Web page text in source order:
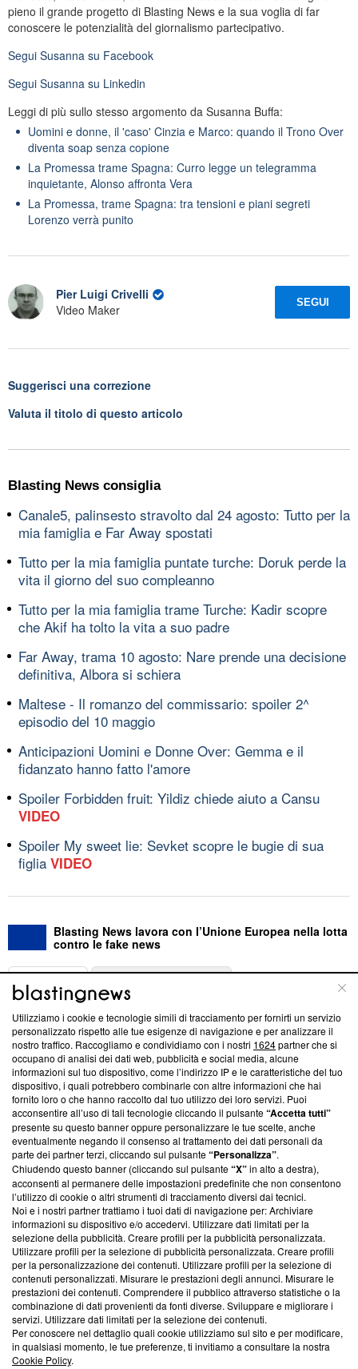
pieno il grande progetto di Blasting News e la sua voglia di far
conoscere le potenzialità del giornalismo partecipativo.
Segui Susanna su Facebook
Segui Susanna su Linkedin
Leggi di più sullo stesso argomento da Susanna Buffa:
Uomini e donne, il 'caso' Cinzia e Marco: quando il Trono Over
diventa soap senza copione
La Promessa trame Spagna: Curro legge un telegramma
inquietante, Alonso affronta Vera
La Promessa, trame Spagna: tra tensioni e piani segreti
Lorenzo verrà punito
Pier Luigi Crivelli
Video Maker
SEGUI
Suggerisci una correzione
Valuta il titolo di questo articolo
Blasting News consiglia
Canale5, palinsesto stravolto dal 24 agosto: Tutto per la
mia famiglia e Far Away spostati
Tutto per la mia famiglia puntate turche: Doruk perde la
vita il giorno del suo compleanno
Tutto per la mia famiglia trame Turche: Kadir scopre
che Akif ha tolto la vita a suo padre
Far Away, trama 10 agosto: Nare prende una decisione
definitiva, Albora si schiera
Maltese - Il romanzo del commissario: spoiler 2^
episodio del 10 maggio
Anticipazioni Uomini e Donne Over: Gemma e il
fidanzato hanno fatto l'amore
Spoiler Forbidden fruit: Yildiz chiede aiuto a Cansu
VIDEO
Spoiler My sweet lie: Sevket scopre le bugie di sua
figlia VIDEO
Blasting News lavora con l’Unione Europea nella lotta
contro le fake news
ABOUT
Questa sezione offre informazioni trasparenti su Blasting
News, sui nostri processi editoriali e su come ci impegniamo a
creare news di qualità. Inoltre, afferma la nostra aderenza a
‘Trust Project - News with Integrity’Blasting News non è
ancora membro del programma, ma ha richiesto di farne
parte; Trust Project non ha ancora effettuato una verifica di
conformità agli standard.
Su di noi
Team editoriale
Corporate
Redazione
Informativa Privacy
Cookie Policy
Blasting SA, IDI CHE-247.845.224, Via Carlo Frasca, 3 - 6900
Lugano (Svizzera) Tel:+39 0690258937
Utilizziamo i cookie e tecnologie simili di tracciamento per fornirti un servizio
personalizzato rispetto alle tue esigenze di navigazione e per analizzare il
nostro traffico. Raccogliamo e condividiamo con i nostri 1624partner che si
occupano di analisi dei dati web, pubblicità e social media, alcune
informazioni sul tuo dispositivo, come l’indirizzo IP e le caratteristiche del tuo
dispositivo, i quali potrebbero combinarle con altre informazioni che hai
fornito loro o che hanno raccolto dal tuo utilizzo dei loro servizi. Puoi
acconsentire all’uso di tali tecnologie cliccando il pulsante“Accetta tutti”
presente su questo banner oppure personalizzare le tue scelte, anche
eventualmente negando il consenso al trattamento dei dati personali da
parte dei partner terzi, cliccando sul pulsante“Personalizza”.
Chiudendo questo banner (cliccando sul pulsante“X”in alto a destra),
acconsenti al permanere delle impostazioni predefinite che non consentono
l’utilizzo di cookie o altri strumenti di tracciamento diversi dai tecnici.
Noi e i nostri partner trattiamo i tuoi dati di navigazione per: Archiviare
informazioni su dispositivo e/o accedervi. Utilizzare dati limitati per la
selezione della pubblicità. Creare profili per la pubblicità personalizzata.
Utilizzare profili per la selezione di pubblicità personalizzata. Creare profili
per la personalizzazione dei contenuti. Utilizzare profili per la selezione di
contenuti personalizzati. Misurare le prestazioni degli annunci. Misurare le
prestazioni dei contenuti. Comprendere il pubblico attraverso statistiche o la
combinazione di dati provenienti da fonti diverse. Sviluppare e migliorare i
servizi. Utilizzare dati limitati per la selezione dei contenuti.
Per conoscere nel dettaglio quali cookie utilizziamo sul sito e per modificare,
in qualsiasi momento, le tue preferenze, ti invitiamo a consultare la nostra
Cookie Policy.